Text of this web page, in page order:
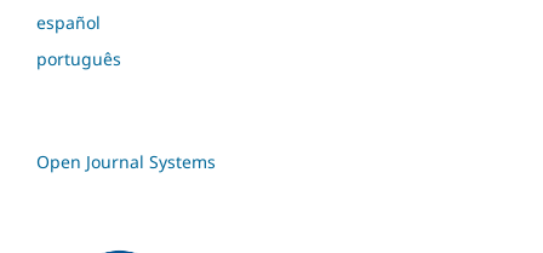
español
português
Open Journal Systems